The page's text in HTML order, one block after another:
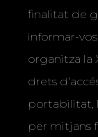
finalitat de
informar-
organitza la
drets
portabilitat,
per mitjans